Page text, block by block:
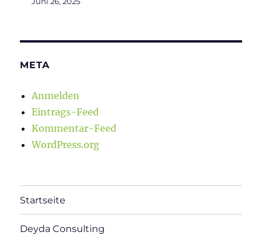
META
Anmelden
Eintrags-Feed
Kommentar-Feed
WordPress.org
Startseite
Deyda Consulting